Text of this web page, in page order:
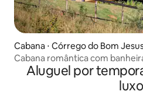
Cabana ⋅ Córrego do Bom
Cabana romântica com
Aluguel por
luxo